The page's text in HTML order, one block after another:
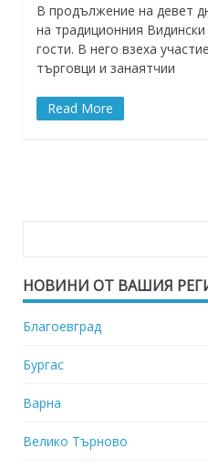
В продължение на девет
на традиционния
гости. В него взеха
търговци и занаятчии
Read More
НОВИНИ ОТ ВАШИЯ
Благоевград
Бургас
Варна
Велико Търново